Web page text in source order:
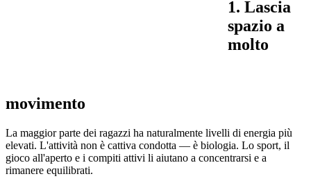
1. Lascia
spazio a
molto
movimento
La maggior parte dei ragazzi ha naturalmente livelli di energia più
elevati. L'attività non è cattiva condotta — è biologia. Lo sport, il
gioco all'aperto e i compiti attivi li aiutano a concentrarsi e a
rimanere equilibrati.